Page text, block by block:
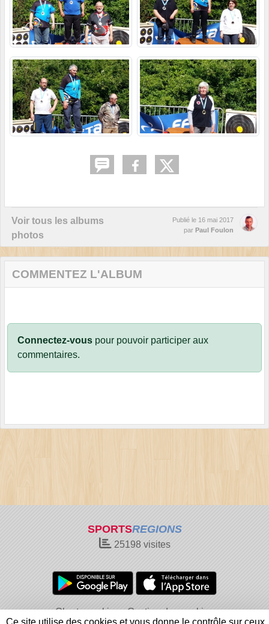
Voir tous les albums
photos
Publié le 16 mai 2017
par Paul Foulon
COMMENTEZ L'ALBUM
Connectez-vous pour pouvoir participer aux
commentaires.
SPORTSREGIONS
25198visites
Charte cookies
Gestion des cookies
Ce site utilise des cookies et vous donne le contrôle sur ceux